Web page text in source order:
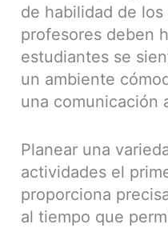
de habilidad de
profesores deben
estudiantes se
un ambiente
una comunicación
Planear una
actividades el
proporciona
al tiempo que